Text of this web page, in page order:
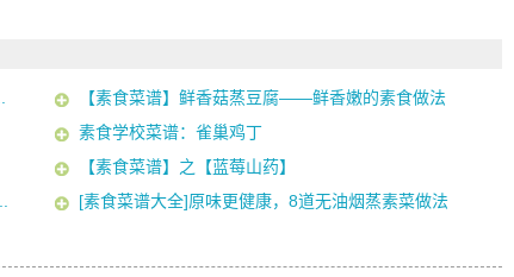
【素食菜谱】鲜香菇蒸豆腐——鲜香嫩的素食做法
素食学校菜谱：雀巢鸡丁
【素食菜谱】之【蓝莓山药】
[素食菜谱大全]原味更健康，8道无油烟蒸素菜做法